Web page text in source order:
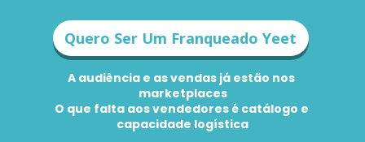
A audiência e as vendas já estão nos
marketplaces
O que falta aos vendedores é catálogo e
capacidade logística
Quero Ser Um Franqueado Yeet